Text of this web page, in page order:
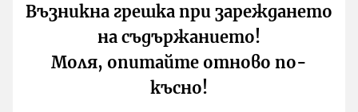
Възникна грешка при зареждането
на съдържанието!
Моля, опитайте отново по-
късно!